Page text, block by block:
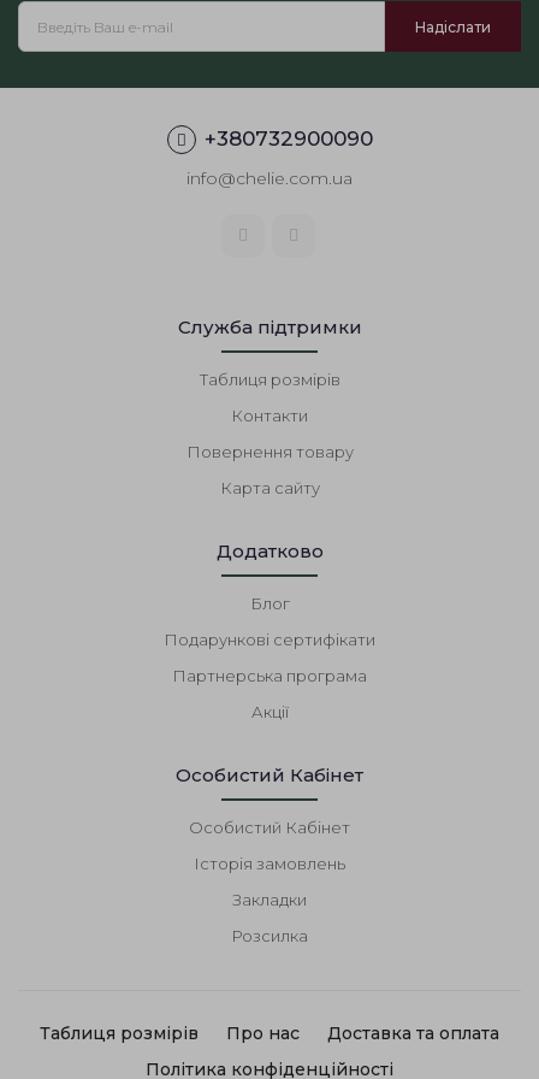
посадки.
ви можете замовити цейелегантний жакетз доставкою
+380732900090
info@chelie.com.ua
Служба підтримки
Таблиця розмірів
Контакти
Повернення товару
Карта сайту
Додатково
Блог
Подарункові сертифікати
Партнерська програма
Акції
Особистий Кабінет
Особистий Кабінет
Історія замовлень
Закладки
Розсилка
Таблиця розмірів Про нас
Доставка та оплата
Політика конфіденційності